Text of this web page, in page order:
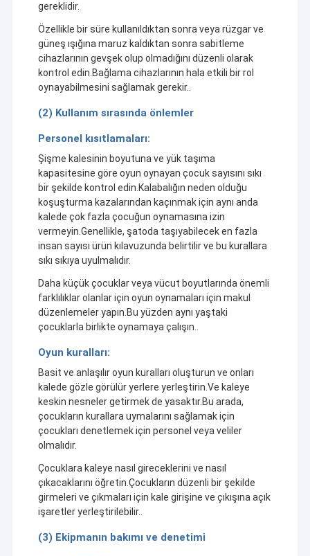
Evde
Hakkımızda
Fabrika Turu
Kalite Kontrol
Haberler
Davalar
Şişme Kaleler
şişme su kaydırağı
Şişilebilir Engeller
şişme oyunlar
gereklidir.
Özellikle bir süre kullanıldıktan sonra veya rüzgar ve
güneş ışığına maruz kaldıktan sonra sabitleme
cihazlarının gevşek olup olmadığını düzenli olarak
kontrol edin.Bağlama cihazlarının hala etkili bir rol
oynayabilmesini sağlamak gerekir..
(2) Kullanım sırasında önlemler
Personel kısıtlamaları:
Şişme kalesinin boyutuna ve yük taşıma
kapasitesine göre oyun oynayan çocuk sayısını sıkı
bir şekilde kontrol edin.Kalabalığın neden olduğu
koşuşturma kazalarından kaçınmak için aynı anda
kalede çok fazla çocuğun oynamasına izin
vermeyin.Genellikle, şatoda taşıyabilecek en fazla
insan sayısı ürün kılavuzunda belirtilir ve bu kurallara
sıkı sıkıya uyulmalıdır.
Daha küçük çocuklar veya vücut boyutlarında önemli
farklılıklar olanlar için oyun oynamaları için makul
düzenlemeler yapın.Bu yüzden aynı yaştaki
çocuklarla birlikte oynamaya çalışın..
Oyun kuralları:
Basit ve anlaşılır oyun kuralları oluşturun ve onları
kalede gözle görülür yerlere yerleştirin.Ve kaleye
keskin nesneler getirmek de yasaktır.Bu arada,
çocukların kurallara uymalarını sağlamak için
çocukları denetlemek için personel veya veliler
olmalıdır.
Çocuklara kaleye nasıl gireceklerini ve nasıl
çıkacaklarını öğretin.Çocukların düzenli bir şekilde
girmeleri ve çıkmaları için kale girişine ve çıkışına açık
işaretler yerleştirilebilir..
(3) Ekipmanın bakımı ve denetimi
Guangzhou Kule Eğlence Ekipmanı Co., Ltd.
Guangzhou, Çin'de, dinamik şişirme endüstrisinde yaklaşık
on yıllık derin bir katılımla, seçkin bir ticari marka kayıtlı
üreticidir.000 m2 fabrika büyük ölçekli ve rasyonel bir
planlamaAraştırma ve geliştirme, üretim ve satışları birleştiren
şirket, yaratıcı yaratıcılık yoluyla ürünlere canlı canlılık veren en iyi
şişme oyuncak tasarımcılarını bir araya getiriyor.Her dikişte
profesyonellik gösteren çok yetenekli dikiş işçileri ve mükemmel
ürün mühürlenmesini sağlayan deneyimli mühürleme işçileri ile
birlikteKule, "dürüstlük, hizmet, kalite ve kazanç" temel
değerlerini koruyarak, müşterilere üst düzey ürün ve hizmetleri
geliştirmeye ve sunmaya devam ediyor.
- Şişme kaleler çocuklar için rüya gibi bir peri masalı atmosferi
- Heyecan verici şişme kaydırmalar ve su kaydırmaları heyecan
verici deneyimler sunar (sonuncusu sıçramalarda soğutmak için
mükemmeldir).
- Şişme engelleme pistleri zorluk arayan ruhları tetiklerken
eğlenceli oyunlar mutlu anlara sevinç katar.
- Pratik şişme çadırlar ideal açık hava eğlence seçenekleri olarak
hizmet eder ve göz alıcı şişme kemerler etkinliğin törenini artırır.
- Su üzerinde yüzen oyuncaklar, insanların dalgaların tadını
çıkarmasına izin verir ve heyecan verici su parkları ve yumuşak
oyun alanlarıyla tamamlanır.
Her ürün Kule'nin özverisini ve uzmanlığını yansıtıyor.
tarafından sertifikalandırılmış, kesinlikle en kaliteli malzemeler